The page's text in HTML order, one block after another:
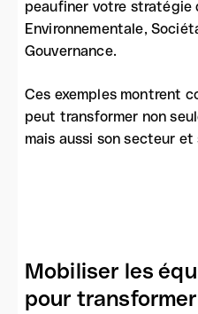
peaufiner votre stratégie
Environnementale,
Gouvernance.
Ces exemples montrent
peut transformer non
mais aussi son secteur
Mobiliser les
pour transformer